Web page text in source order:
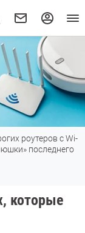
роутеров с Wi-
последнего
которые